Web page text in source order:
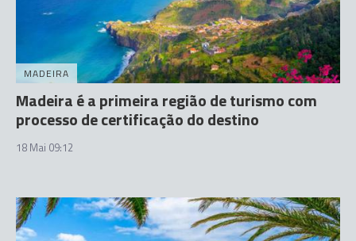
MADEIRA
Madeira é a primeira região de turismo com
processo de certificação do destino
18 Mai 09:12